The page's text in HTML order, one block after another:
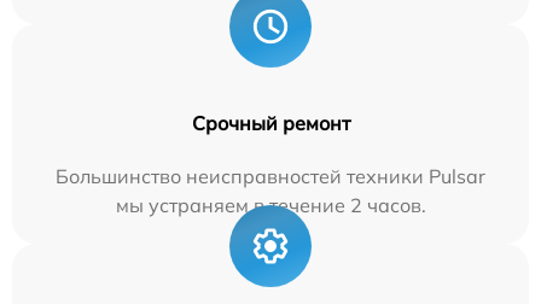
Срочный ремонт
Большинство неисправностей техники Pulsar
мы устраняем в течение 2 часов.